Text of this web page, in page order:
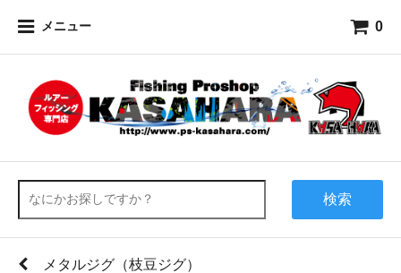
メニュー 0
検索
メタルジグ（枝豆ジグ）